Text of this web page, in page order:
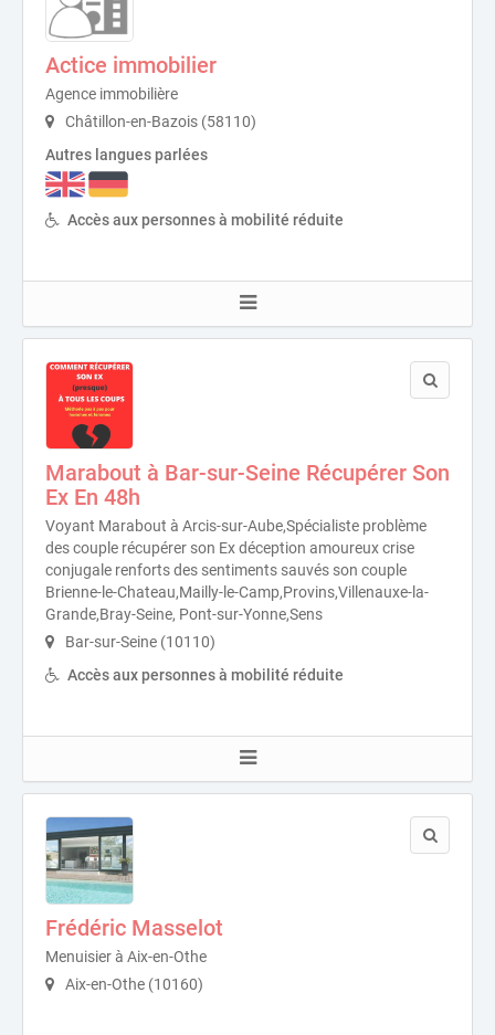
Actice immobilier
Agence immobilière
Châtillon-en-Bazois (58110)
Autres langues parlées
Accès aux personnes à mobilité réduite
Marabout à Bar-sur-Seine Récupérer Son
Ex En 48h
Voyant Marabout à Arcis-sur-Aube,Spécialiste problème
des couple récupérer son Ex déception amoureux crise
conjugale renforts des sentiments sauvés son couple
Brienne-le-Chateau,Mailly-le-Camp,Provins,Villenauxe-la-
Grande,Bray-Seine, Pont-sur-Yonne,Sens
Bar-sur-Seine (10110)
Accès aux personnes à mobilité réduite
Frédéric Masselot
Menuisier à Aix-en-Othe
Aix-en-Othe (10160)